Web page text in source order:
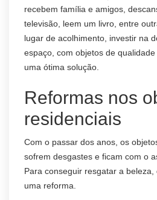
recebem família e amigos,
televisão, leem um livro, entre
lugar de acolhimento, investir na
espaço, com objetos de
uma ótima solução.
Reformas nos
residenciais
Com o passar dos anos, os
sofrem desgastes e ficam com o
Para conseguir resgatar a
uma reforma.